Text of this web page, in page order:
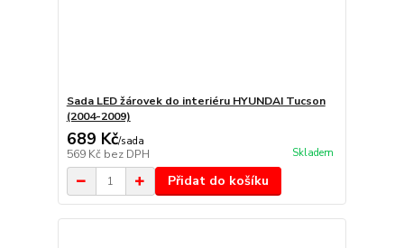
Sada LED žárovek do interiéru HYUNDAI Tucson
(2004-2009)
689 Kč/sada
569 Kč bez DPH Skladem
Přidat do košíku